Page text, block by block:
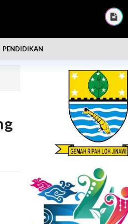
PENDIDIKAN